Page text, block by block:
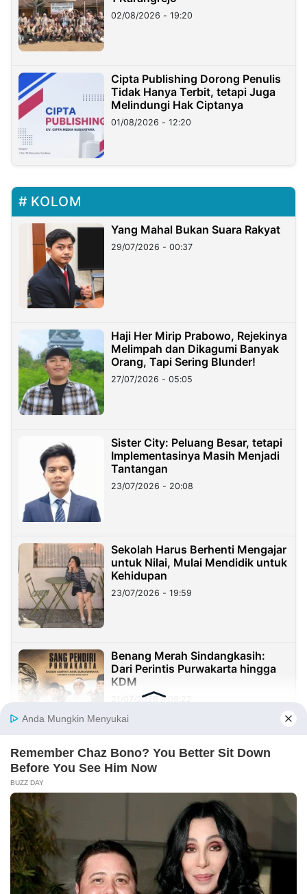
02/08/2026 - 19:20
Cipta Publishing Dorong Penulis
Tidak Hanya Terbit, tetapi Juga
Melindungi Hak Ciptanya
01/08/2026 - 12:20
KOLOM
Yang Mahal Bukan Suara Rakyat
29/07/2026 - 00:37
Haji Her Mirip Prabowo, Rejekinya
Melimpah dan Dikagumi Banyak
Orang, Tapi Sering Blunder!
27/07/2026 - 05:05
Sister City: Peluang Besar, tetapi
Implementasinya Masih Menjadi
Tantangan
23/07/2026 - 20:08
Sekolah Harus Berhenti Mengajar
untuk Nilai, Mulai Mendidik untuk
Kehidupan
23/07/2026 - 19:59
Benang Merah Sindangkasih:
Dari Perintis Purwakarta hingga
KDM
21/07/2026 - 09:22
REDAKSI INFORMASI IKLAN
KIRIM KARYA TENTANG KAMI
KIRIM BERITA MEDIA PARTNER